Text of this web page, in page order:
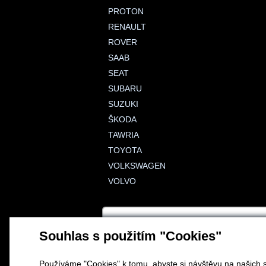
Souhlas s použitím "Cookies"
Používáme "Cookies" k tomu, abyste si návštěvu na
PROTON
RENAULT
ROVER
SAAB
SEAT
SUBARU
SUZUKI
ŠKODA
TAWRIA
TOYOTA
VOLKSWAGEN
VOLVO